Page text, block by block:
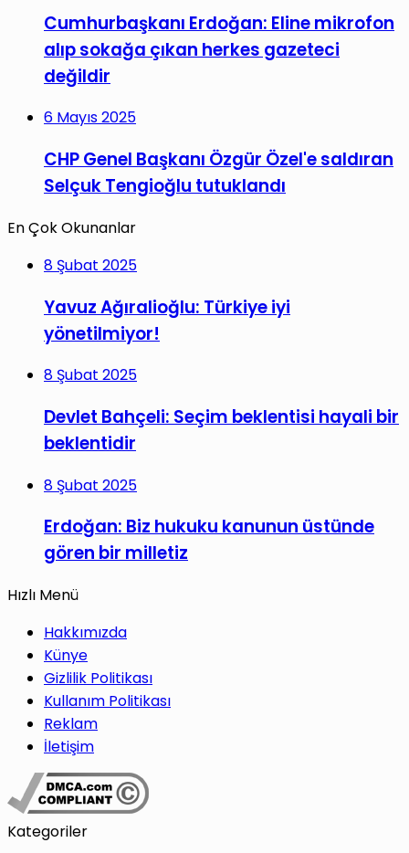
Cumhurbaşkanı Erdoğan: Eline mikrofon
alıp sokağa çıkan herkes gazeteci
değildir
6 Mayıs 2025
CHP Genel Başkanı Özgür Özel'e saldıran
Selçuk Tengioğlu tutuklandı
En Çok Okunanlar
8 Şubat 2025
Yavuz Ağıralioğlu: Türkiye iyi
yönetilmiyor!
8 Şubat 2025
Devlet Bahçeli: Seçim beklentisi hayali bir
beklentidir
8 Şubat 2025
Erdoğan: Biz hukuku kanunun üstünde
gören bir milletiz
Hızlı Menü
Hakkımızda
Künye
Gizlilik Politikası
Kullanım Politikası
Reklam
İletişim
Kategoriler